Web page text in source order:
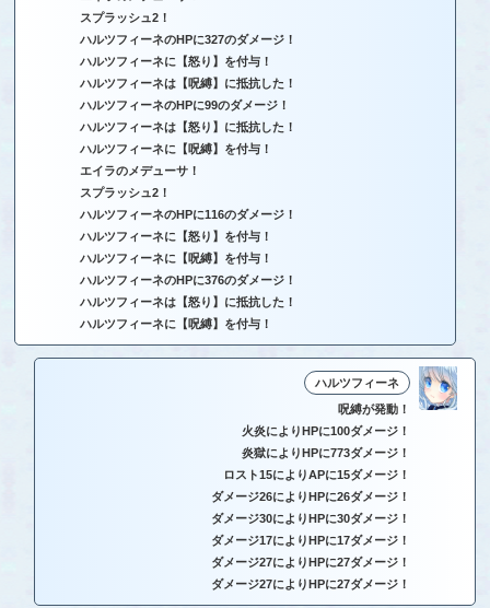
スプラッシュ2！
ハルツフィーネのHPに327のダメージ！
ハルツフィーネに【怒り】を付与！
ハルツフィーネは【呪縛】に抵抗した！
ハルツフィーネのHPに99のダメージ！
ハルツフィーネは【怒り】に抵抗した！
ハルツフィーネに【呪縛】を付与！
エイラのメデューサ！
スプラッシュ2！
ハルツフィーネのHPに116のダメージ！
ハルツフィーネに【怒り】を付与！
ハルツフィーネに【呪縛】を付与！
ハルツフィーネのHPに376のダメージ！
ハルツフィーネは【怒り】に抵抗した！
ハルツフィーネに【呪縛】を付与！
ハルツフィーネ
呪縛が発動！
火炎によりHPに100ダメージ！
炎獄によりHPに773ダメージ！
ロスト15によりAPに15ダメージ！
ダメージ26によりHPに26ダメージ！
ダメージ30によりHPに30ダメージ！
ダメージ17によりHPに17ダメージ！
ダメージ27によりHPに27ダメージ！
ダメージ27によりHPに27ダメージ！